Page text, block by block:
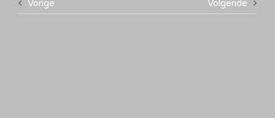
Vorige Volgende